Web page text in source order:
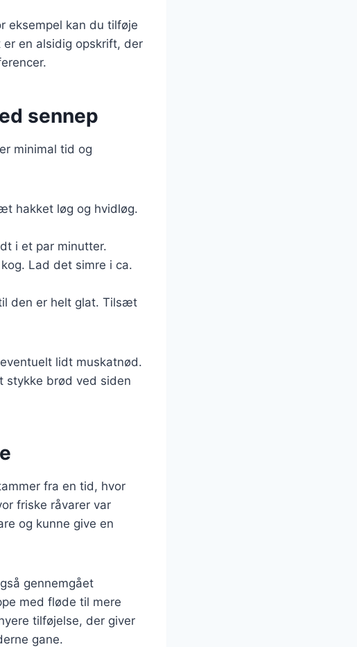
eksempel kan du tilføje
en alsidig opskrift, der
sennep
minimal tid og
hakket løg og hvidløg.
i et par minutter.
Lad det simre i ca.
den er helt glat. Tilsæt
lidt muskatnød.
stykke brød ved siden
fra en tid, hvor
friske råvarer var
og kunne give en
gennemgået
med fløde til mere
tilføjelse, der giver
gane.